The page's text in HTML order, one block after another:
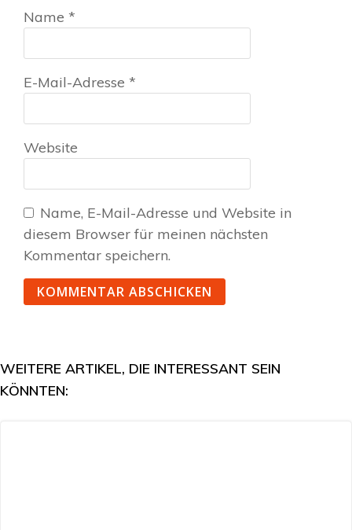
Name *
E-Mail-Adresse *
Website
Name, E-Mail-Adresse und Website in
diesem Browser für meinen nächsten
Kommentar speichern.
WEITERE ARTIKEL, DIE INTERESSANT SEIN
KÖNNTEN: